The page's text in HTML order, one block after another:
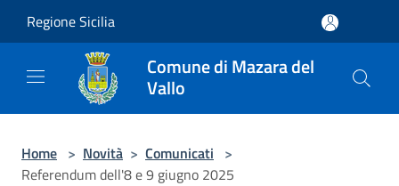
Regione Sicilia
Comune di Mazara del
Vallo
Home > Novità > Comunicati >
Referendum dell'8 e 9 giugno 2025